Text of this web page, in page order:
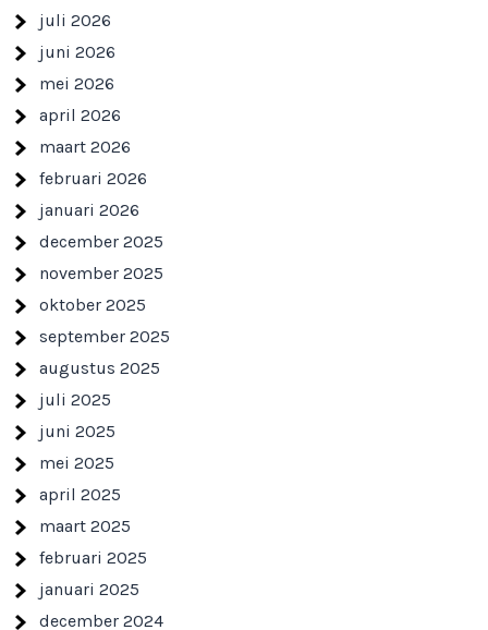
juli 2026
juni 2026
mei 2026
april 2026
maart 2026
februari 2026
januari 2026
december 2025
november 2025
oktober 2025
september 2025
augustus 2025
juli 2025
juni 2025
mei 2025
april 2025
maart 2025
februari 2025
januari 2025
december 2024